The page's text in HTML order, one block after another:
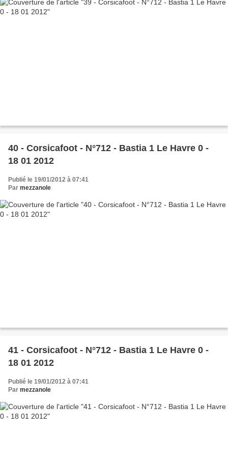
40 - Corsicafoot - N°712 - Bastia 1 Le Havre 0 -
18 01 2012
Publié le 19/01/2012 à 07:41
Par mezzanole
41 - Corsicafoot - N°712 - Bastia 1 Le Havre 0 -
18 01 2012
Publié le 19/01/2012 à 07:41
Par mezzanole